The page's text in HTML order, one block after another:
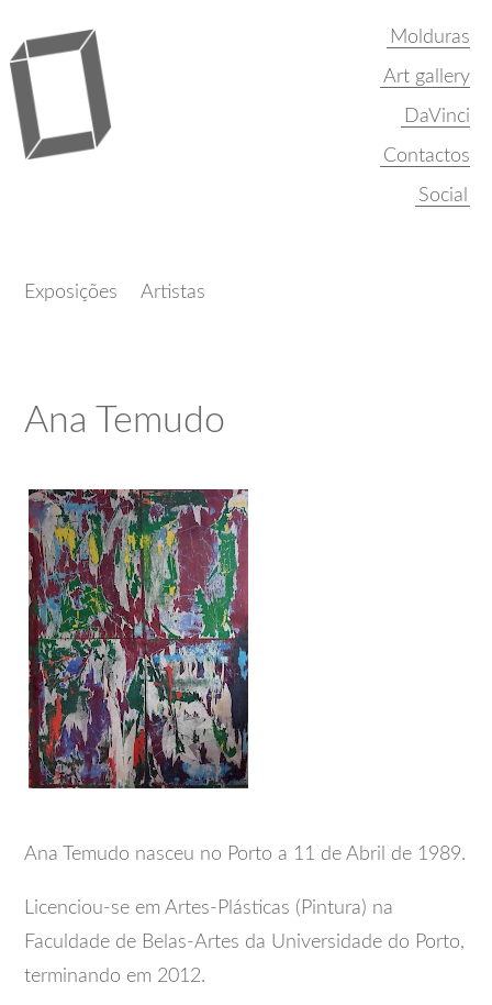
Molduras
Art gallery
DaVinci
Contactos
Exposições Artistas
Ana Temudo
Ana Temudo nasceu no Porto a 11 de Abril de 1989.
Licenciou-se em Artes-Plásticas (Pintura) na
Faculdade de Belas-Artes da Universidade do Porto,
terminando em 2012.